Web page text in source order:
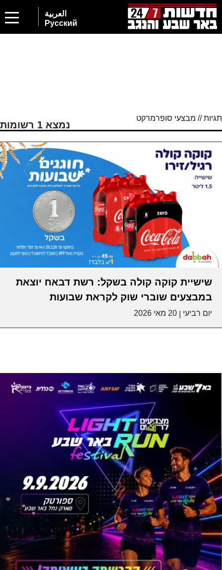
العربية
Русский
תגיות // מבצעי סופרמרקט
נמצא 1 רשומות
שישיית קוקה קולה בשקל: רשת דבאח יוצאת
במבצעים שוברי שוק לקראת שבועות
יום רביעי 20 מאי 2026